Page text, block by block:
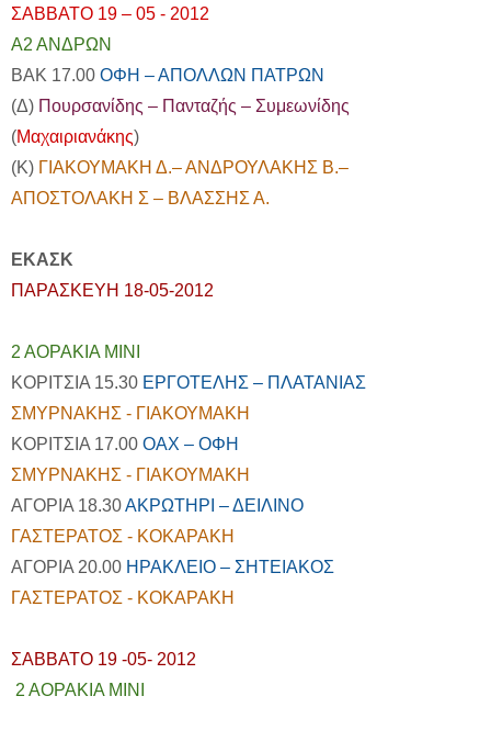
ΣΑΒΒΑΤΟ 19 – 05 - 2012
Α2 ΑΝΔΡΩΝ
ΒΑΚ 17.00 ΟΦΗ – ΑΠΟΛΛΩΝ ΠΑΤΡΩΝ
(Δ) Πουρσανίδης – Πανταζής – Συμεωνίδης
(Μαχαιριανάκης)
(Κ) ΓΙΑΚΟΥΜΑΚΗ Δ.– ΑΝΔΡΟΥΛΑΚΗΣ Β.–
ΑΠΟΣΤΟΛΑΚΗ Σ – ΒΛΑΣΣΗΣ Α.
ΕΚΑΣΚ
ΠΑΡΑΣΚΕΥΗ 18-05-2012
2 ΑΟΡΑΚΙΑ ΜΙΝΙ
ΚΟΡΙΤΣΙΑ 15.30 ΕΡΓΟΤΕΛΗΣ – ΠΛΑΤΑΝΙΑΣ
ΣΜΥΡΝΑΚΗΣ - ΓΙΑΚΟΥΜΑΚΗ
ΚΟΡΙΤΣΙΑ 17.00 ΟΑΧ – ΟΦΗ
ΣΜΥΡΝΑΚΗΣ - ΓΙΑΚΟΥΜΑΚΗ
ΑΓΟΡΙΑ 18.30ΑΚΡΩΤΗΡΙ – ΔΕΙΛΙΝΟ
ΓΑΣΤΕΡΑΤΟΣ - ΚΟΚΑΡΑΚΗ
ΑΓΟΡΙΑ 20.00 ΗΡΑΚΛΕΙΟ – ΣΗΤΕΙΑΚΟΣ
ΓΑΣΤΕΡΑΤΟΣ - ΚΟΚΑΡΑΚΗ
ΣΑΒΒΑΤΟ 19 -05- 2012
2 ΑΟΡΑΚΙΑ ΜΙΝΙ